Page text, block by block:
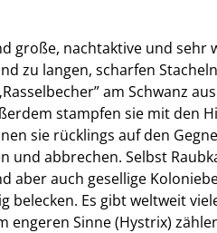
große, nachtaktive und
zu langen, scharfen
am Schwanz
stampfen sie mit den
sie rücklings auf den
und abbrechen. Selbst
aber auch gesellige
belecken. Es gibt weltweit
engeren Sinne (Hystrix)